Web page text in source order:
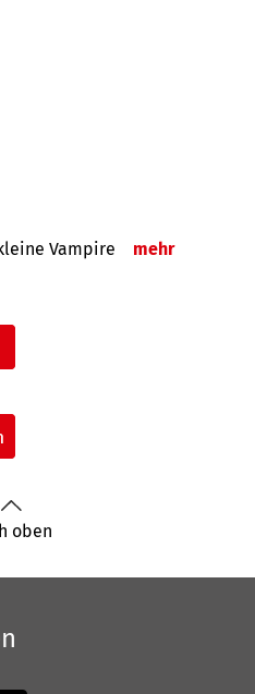
Vampire mehr
oben